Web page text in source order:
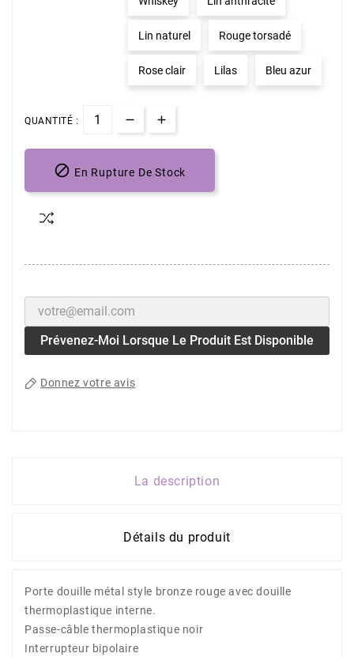
Lin naturel Rouge torsadé
Rose clair Lilas Bleu azur
QUANTITÉ :
 En Rupture De Stock
Prévenez-Moi Lorsque Le Produit Est Disponible
Donnez votre avis
La description
Détails du produit
Porte douille métal style bronze rouge avec douille
thermoplastique interne.
Passe-câble thermoplastique noir
Interrupteur bipolaire